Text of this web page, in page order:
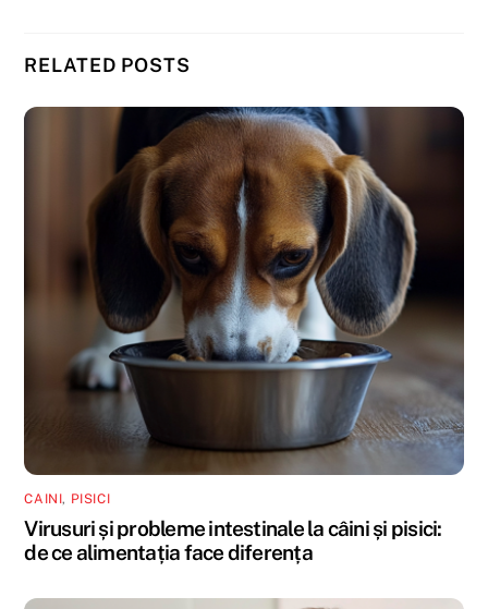
RELATED POSTS
CAINI, PISICI
Virusuri și probleme intestinale la câini și pisici:
de ce alimentația face diferența